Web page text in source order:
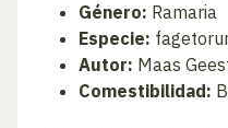
Género: Ramaria
Especie:
Autor: Maas
Comestibilidad: